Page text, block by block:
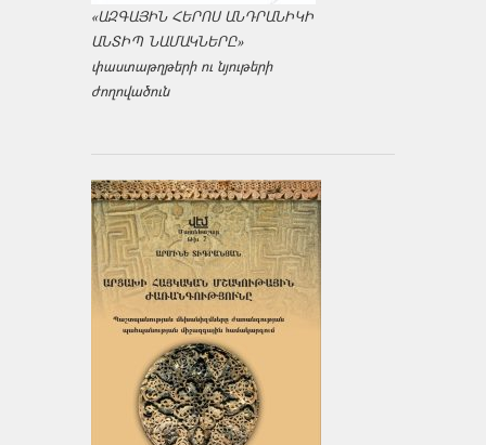
«ԱԶԳԱՅԻՆ ՀԵՐՈՍ ԱՆԴՐԱՆԻԿԻ
ԱՆՏԻՊ ՆԱՄԱԿՆԵՐԸ»
փաստաթղթերի ու նյութերի
ժողովածուն